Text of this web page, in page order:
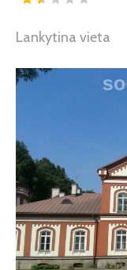
Lankytina vieta